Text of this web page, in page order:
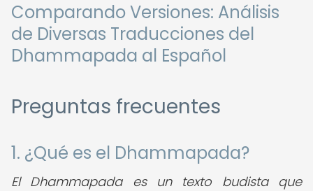
Comparando Versiones: Análisis
de Diversas Traducciones del
Dhammapada al Español
Preguntas frecuentes
1. ¿Qué es el Dhammapada?
El Dhammapada es un texto budista que